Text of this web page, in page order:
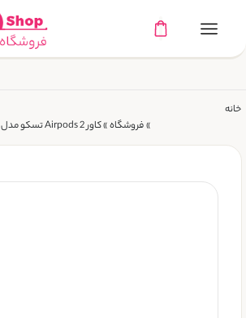
خانه
»فروشگاه»کاور Airpods 2 تسکو مدل ۳۲۰۴